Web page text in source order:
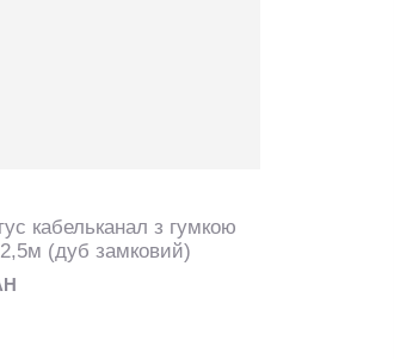
кабельканал з гумкою
(дуб замковий)